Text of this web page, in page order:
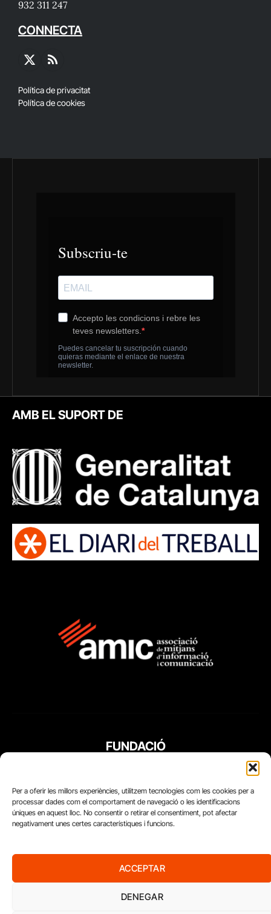
Per a oferir les millors experiències, utilitzem tecnologies com les cookies per a
processar dades com el comportament de navegació o les identificacions
úniques en aquest lloc. No consentir o retirar el consentiment, pot afectar
negativament unes certes característiques i funcions.
ACCEPTAR
DENEGAR
932 311 247
CONNECTA
X
RSS
Política de privacitat
Política de cookies
AMB EL SUPORT DE
FUNDACIÓ